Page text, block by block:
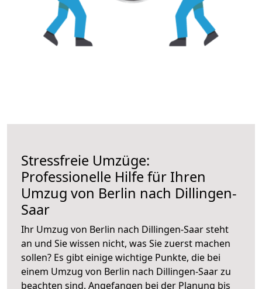
Stressfreie Umzüge:
Professionelle Hilfe für Ihren
Umzug von Berlin nach Dillingen-
Saar
Ihr Umzug von Berlin nach Dillingen-Saar steht
an und Sie wissen nicht, was Sie zuerst machen
sollen? Es gibt einige wichtige Punkte, die bei
einem Umzug von Berlin nach Dillingen-Saar zu
beachten sind. Angefangen bei der Planung bis